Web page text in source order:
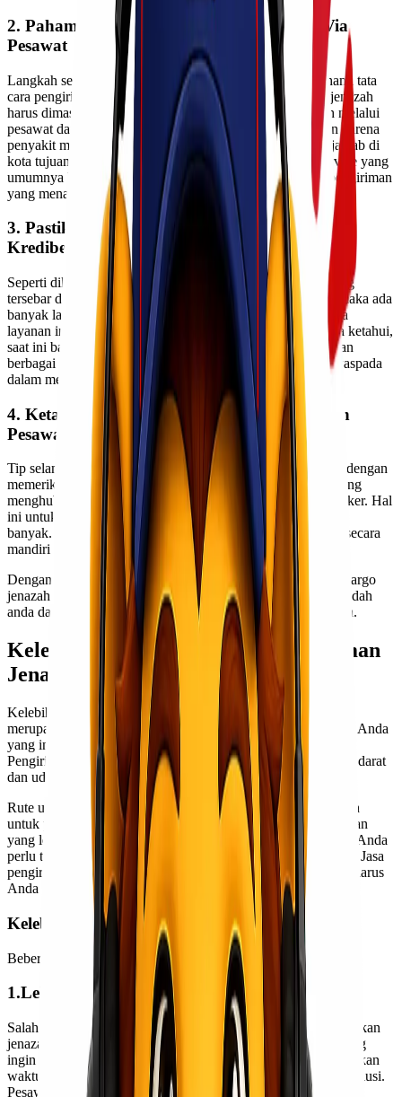
2. Pahami Tata Cara Pengiriman Jenazah Via
Pesawat
Langkah selanjutnya yang perlu dilakukan adalah memahami tata
cara pengiriman jenazah dengan pesawat. Pengangkutan jenazah
harus dimasukkan ke dalam peti mati. Pengiriman jenazah melalui
pesawat dapat dilakukan apabila jenazah meninggal bukan karena
penyakit menular dan harus ada pihak yang bertanggung jawab di
kota tujuan. Anda perlu mengunjungi Human Remain Service yang
umumnya berlokasi di bandara. Terkadang ada juga jasa pengiriman
yang menawarkan pemasukan data melalui sistem online.
3. Pastikan Layanan Pengiriman Tubuh Yang
Kredibel
Seperti diketahui, ada beberapa jasa pengiriman jenazah yang
tersebar di berbagai daerah. Jika Anda mencari di internet, maka ada
banyak layanan yang dapat ditemukan. Namun, tidak semua
layanan ini kredibel dan dapat diandalkan. Seperti yang kita ketahui,
saat ini banyak sekali kasus penipuan yang dilakukan dengan
berbagai modus. Oleh karena itu, Anda perlu selektif dan waspada
dalam memilih jasa pengiriman jenazah.
4. Ketahui Biaya Pengiriman Jenazah Dengan
Pesawat
Tip selanjutnya untuk mengirim tubuh melalui udara adalah dengan
memeriksa biaya pengiriman. Ada baiknya jika Anda langsung
menghubungi pihak terkait tanpa menggunakan bantuan broker. Hal
ini untuk menekan laju biaya agar tidak membengkak terlalu
banyak. Mengurus berbagai kebutuhan pengiriman jenazah secara
mandiri agar biaya yang dikeluarkan bisa lebih murah.
Dengan mengetahui penjelasan diatas maka terdapat harga Cargo
jenazah yang sangat terjangkau diharapkan dapat mempermudah
anda dalam mengurus pengiriman jenazah melalui jalur udara.
Kelebihan Dan Kekurangan Pengiriman
Jenazah Melalui Udara
Kelebihan dan kekurangan pengiriman jenazah melalui udara
merupakan hal penting yang harus diperhatikan. Apalagi bagi Anda
yang ingin mengirim jenazah antar kota bahkan antar negara.
Pengiriman jenazah sendiri dapat dilakukan melalui jalur laut, darat
dan udara.
Rute udara adalah salah satu badan yang paling banyak dipilih
untuk pengiriman. Apalagi jika Anda menginginkan pengiriman
yang lebih cepat, aman dan praktis. Inilah sebabnya mengapa Anda
perlu tahu lebih banyak tentang jenis Cargo atau ekspedisi ini. Jasa
pengiriman melalui udara memiliki banyak keunggulan yang harus
Anda pertimbangkan.
Kelebihan Pengiriman Jenazah Lewat Udara
Beberapa kelebihan tersebut antara lain sebagai berikut:
1.Lebih Tepat Waktu
Salah satu keuntungan yang bisa didapatkan dengan mengirimkan
jenazah melalui udara adalah ketepatan waktu. Bagi Anda yang
ingin mengirim jenazah ke lokasi yang jauh namun membutuhkan
waktu yang cepat, maka ekspedisi ini bisa dijadikan sebagai solusi.
Pesawat terbang memiliki kecepatan yang cukup tinggi